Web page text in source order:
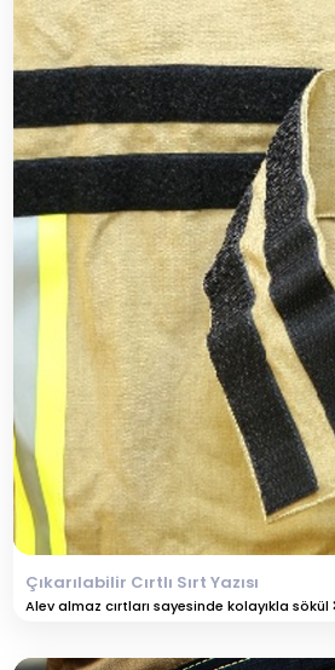
Çıkarılabilir Cırtlı Sırt Yazısı
Alev almaz cırtları sayesinde kolayıkla sökül